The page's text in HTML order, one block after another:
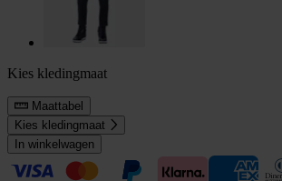
Kies kledingmaat
Maattabel
Kies kledingmaat
In winkelwagen